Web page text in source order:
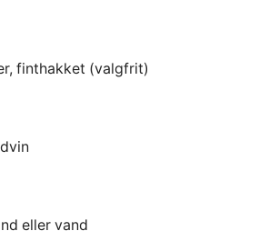
finthakket (valgfrit)
eller vand